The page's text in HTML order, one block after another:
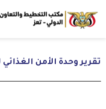
تقرير وحدة الأمن الغذائي